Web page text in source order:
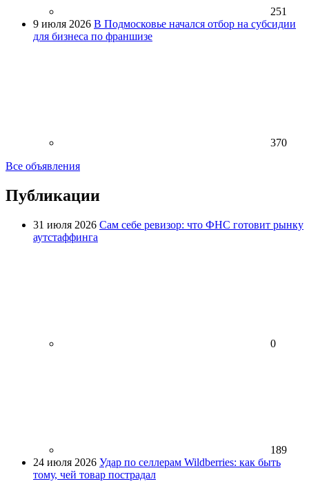
251
9 июля 2026 В Подмосковье начался отбор на субсидии
для бизнеса по франшизе
370
Все объявления
Публикации
31 июля 2026 Сам себе ревизор: что ФНС готовит рынку
аутстаффинга
0
189
24 июля 2026 Удар по селлерам Wildberries: как быть
тому, чей товар пострадал